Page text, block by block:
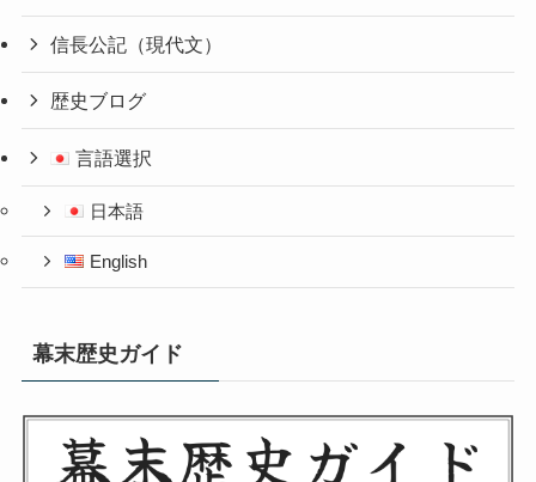
信長公記（現代文）
歴史ブログ
言語選択
日本語
English
幕末歴史ガイド